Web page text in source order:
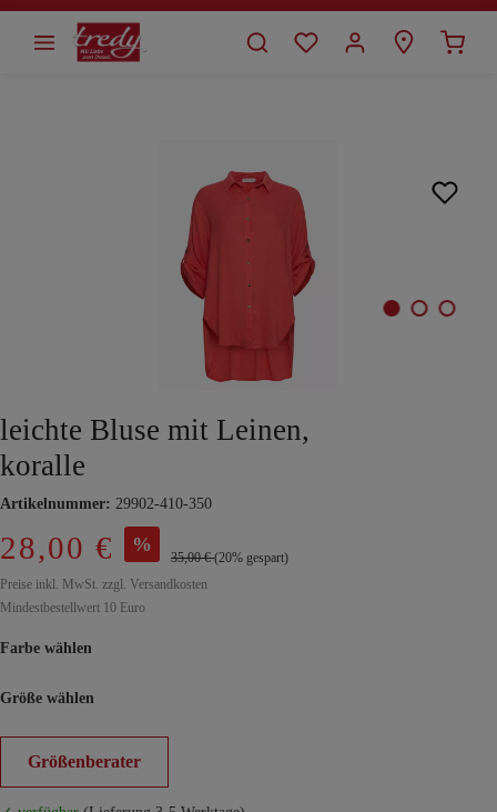
springen
leichte Bluse mit Leinen,
koralle
Artikelnummer: 29902-410-350
28,00 € %
35,00 €(20% gespart)
Preise inkl. MwSt. zzgl. Versandkosten
Mindestbestellwert 10 Euro
Farbe wählen
Größe wählen
Größenberater